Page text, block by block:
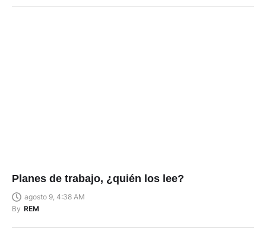
Planes de trabajo, ¿quién los lee?
agosto 9, 4:38 AM
By REM